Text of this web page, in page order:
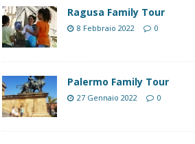
Ragusa Family Tour
8 Febbraio 2022 0
Palermo Family Tour
27 Gennaio 2022 0